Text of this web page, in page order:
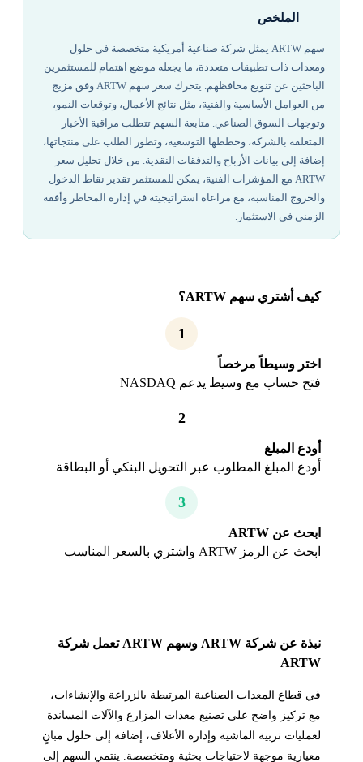
الملخص
سهم ARTW يمثل شركة صناعية أمريكية متخصصة في حلول
ومعدات ذات تطبيقات متعددة، ما يجعله موضع اهتمام للمستثمرين
الباحثين عن تنويع محافظهم. يتحرك سعر سهم ARTW وفق مزيج
من العوامل الأساسية والفنية، مثل نتائج الأعمال، وتوقعات النمو،
وتوجهات السوق الصناعي. متابعة السهم تتطلب مراقبة الأخبار
المتعلقة بالشركة، وخططها التوسعية، وتطور الطلب على منتجاتها،
إضافة إلى بيانات الأرباح والتدفقات النقدية. من خلال تحليل سعر
ARTW مع المؤشرات الفنية، يمكن للمستثمر تقدير نقاط الدخول
والخروج المناسبة، مع مراعاة استراتيجيته في إدارة المخاطر وأفقه
الزمني في الاستثمار.
كيف أشتري سهم ARTW؟
1
اختر وسيطاً مرخصاً
فتح حساب مع وسيط يدعم NASDAQ
2
أودع المبلغ
أودع المبلغ المطلوب عبر التحويل البنكي أو البطاقة
3
ابحث عن ARTW
ابحث عن الرمز ARTW واشتري بالسعر المناسب
نبذة عن شركة ARTW وسهم ARTW تعمل شركة
ARTW
في قطاع المعدات الصناعية المرتبطة بالزراعة والإنشاءات،
مع تركيز واضح على تصنيع معدات المزارع والآلات المساندة
لعمليات تربية الماشية وإدارة الأعلاف، إضافة إلى حلول مبانٍ
معيارية موجهة لاحتياجات بحثية ومتخصصة. ينتمي السهم إلى